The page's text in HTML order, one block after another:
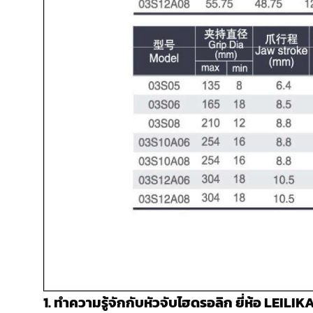
1. ทำความรู้จักกับหัวจับไฮดรอลิก ยี่ห้อ